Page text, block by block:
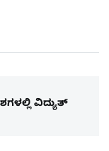
ವಿದ್ಯುತ್​